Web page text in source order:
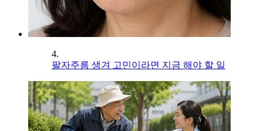
4.
팔자주름 생겨 고민이라면 지금 해야 할 일